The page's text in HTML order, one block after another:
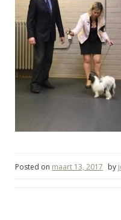
Posted on maart 13, 2017 by